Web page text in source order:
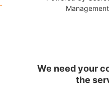
We need your
the